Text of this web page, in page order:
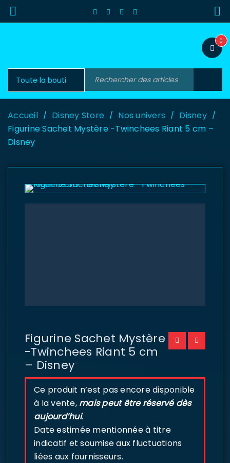
0
Accueil / Disney Store / Nos univers / Disney /
Figurine Sachet Mystère -Twinchees Riant 5 cm –
Disney
Figurine Sachet Mystère
-Twinchees Riant 5 cm
– Disney
Ce produit n’est pas encore disponible
à la vente, mais peut être réservé dès
aujourd’hui.
Date estimée mentionnée à titre
indicatif et soumise aux fluctuations
liées aux fournisseurs.